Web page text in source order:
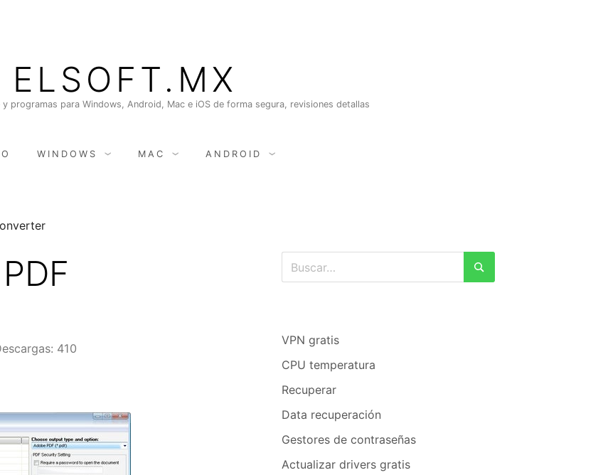
ELSOFT.MX
programas para Windows, Android, Mac e iOS de forma segura, revisiones detallas
WINDOWS MAC ANDROID
410
Buscar
VPN gratis
CPU temperatura
Recuperar
Data recuperación
Gestores de contraseñas
Actualizar drivers gratis